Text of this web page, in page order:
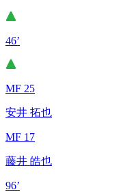
46’
MF 25
安井 拓也
MF 17
藤井 皓也
96’